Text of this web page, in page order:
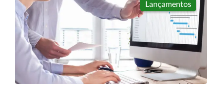
Lançamentos